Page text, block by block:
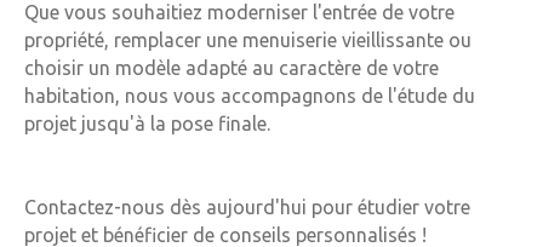
Que vous souhaitiez moderniser l'entrée de votre
propriété, remplacer une menuiserie vieillissante ou
choisir un modèle adapté au caractère de votre
habitation, nous vous accompagnons de l'étude du
projet jusqu'à la pose finale.
Contactez-nous dès aujourd'hui pour étudier votre
projet et bénéficier de conseils personnalisés !